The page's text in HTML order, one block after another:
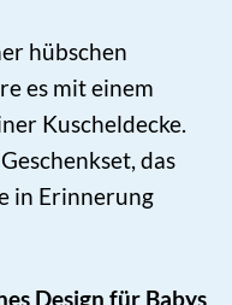
hübschen
es mit einem
Kuscheldecke.
das
in Erinnerung
Design für Babys